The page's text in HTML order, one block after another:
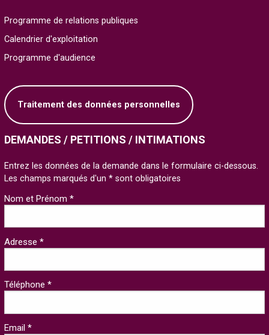
Programme de relations publiques
Calendrier d'exploitation
Programme d'audience
Traitement des données personnelles
DEMANDES / PETITIONS / INTIMATIONS
Entrez les données de la demande dans le formulaire ci-dessous.
Les champs marqués d'un * sont obligatoires
Nom et Prénom *
Adresse *
Téléphone *
Email *